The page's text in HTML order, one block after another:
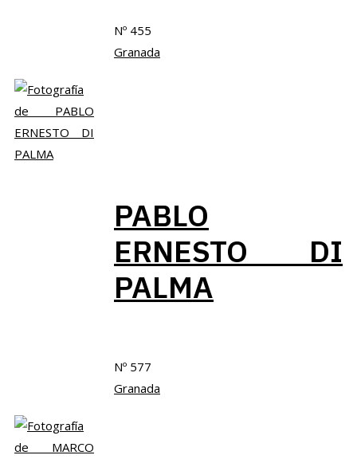
Nº 455
Granada
PABLO
ERNESTO DI
PALMA
Nº 577
Granada